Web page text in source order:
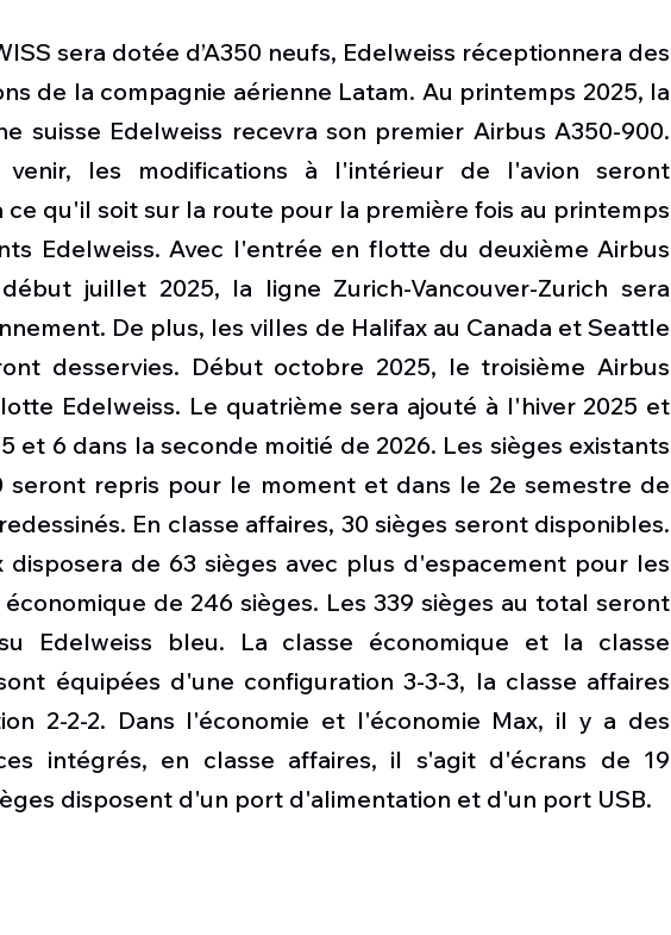
sera dotée d’A350 neufs, Edelweiss réceptionnera des
de la compagnie aérienne Latam. Au printemps 2025, la
suisse Edelweiss recevra son premier Airbus A350-900.
les modifications à l'intérieur de l'avion seront
ce qu'il soit sur la route pour la première fois au printemps
Edelweiss. Avec l'entrée en flotte du deuxième Airbus
juillet 2025, la ligne Zurich-Vancouver-Zurich sera
De plus, les villes de Halifax au Canada et Seattle
desservies. Début octobre 2025, le troisième Airbus
Edelweiss. Le quatrième sera ajouté à l'hiver 2025 et
et 6 dans la seconde moitié de 2026. Les sièges existants
seront repris pour le moment et dans le 2e semestre de
En classe affaires, 30 sièges seront disponibles.
disposera de 63 sièges avec plus d'espacement pour les
de 246 sièges. Les 339 sièges au total seront
Edelweiss bleu. La classe économique et la classe
équipées d'une configuration 3-3-3, la classe affaires
2-2-2. Dans l'économie et l'économie Max, il y a des
intégrés, en classe affaires, il s'agit d'écrans de 19
disposent d'un port d'alimentation et d'un port USB.